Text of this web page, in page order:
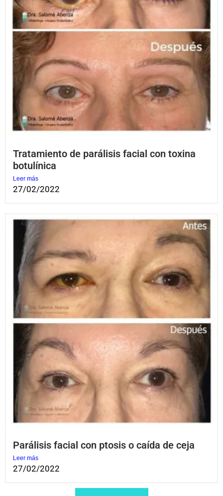
Tratamiento de parálisis facial con toxina
botulínica
Leer más
27/02/2022
Parálisis facial con ptosis o caída de ceja
Leer más
27/02/2022